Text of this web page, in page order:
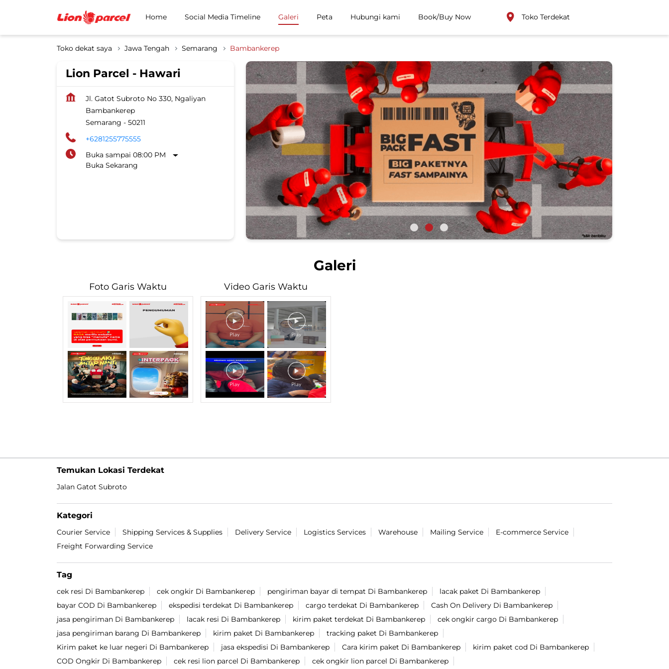
Home Social Media Timeline Galeri Peta Hubungi kami Book/Buy Now Toko Terdekat
Toko dekat saya Jawa Tengah Semarang Bambankerep
Lion Parcel - Hawari
Jl. Gatot Subroto No 330, Ngaliyan
Bambankerep
Semarang - 50211
+6281255775555
Buka sampai 08:00 PM
Buka Sekarang
Galeri
Foto Garis Waktu Video Garis Waktu
Temukan Lokasi Terdekat
Jalan Gatot Subroto
Kategori
Courier Service Shipping Services & Supplies Delivery Service Logistics Services Warehouse Mailing Service
E-commerce Service
Freight Forwarding Service
Tag
cek resi Di Bambankerep cek ongkir Di Bambankerep pengiriman bayar di tempat Di Bambankerep
lacak paket Di Bambankerep
bayar COD Di Bambankerep
ekspedisi terdekat Di Bambankerep cargo terdekat Di Bambankerep
Cash On Delivery Di Bambankerep
jasa pengiriman Di Bambankerep
lacak resi Di Bambankerep kirim paket terdekat Di Bambankerep
cek ongkir cargo Di Bambankerep
jasa pengiriman barang Di Bambankerep
kirim paket Di Bambankerep
tracking paket Di Bambankerep
Kirim paket ke luar negeri Di Bambankerep
jasa ekspedisi Di Bambankerep Cara kirim paket Di Bambankerep
kirim paket cod Di Bambankerep
COD Ongkir Di Bambankerep
cek resi lion parcel Di Bambankerep cek ongkir lion parcel Di Bambankerep